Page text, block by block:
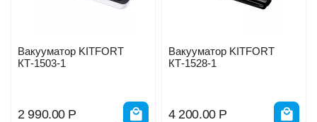
Вакууматор KITFORT
КТ-1503-1
2 990.00 Р
Вакууматор KITFORT
КТ-1528-1
4 200.00 Р